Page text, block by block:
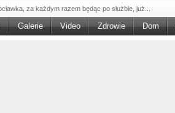
za każdym razem będąc po służbie, już...
konkursie „Wsparcie Organizacji Wolontariatu w NGO –
Galerie Video Zdrowie Dom